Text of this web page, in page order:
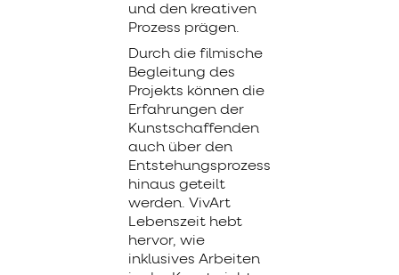
und den kreativen
Prozess prägen.
Durch die filmische
Begleitung des
Projekts können die
Erfahrungen der
Kunstschaffenden
auch über den
Entstehungsprozess
hinaus geteilt
werden. VivArt
Lebenszeit hebt
hervor, wie
inklusives Arbeiten